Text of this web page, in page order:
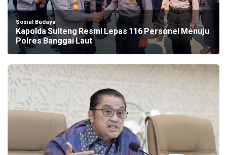
Sosial Budaya
Kapolda Sulteng Resmi Lepas 116 Personel Menuju
Polres Banggai Laut